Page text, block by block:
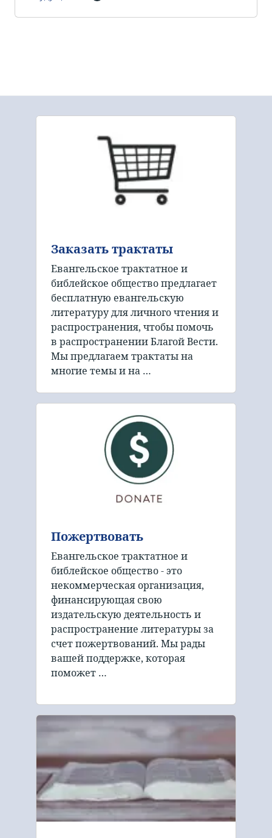
Заказать трактаты
Евангельское трактатное и
библейское общество предлагает
бесплатную евангельскую
литературу для личного чтения и
распространения, чтобы помочь
в распространении Благой Вести.
Мы предлагаем трактаты на
многие темы и на …
Пожертвовать
Евангельское трактатное и
библейское общество - это
некоммерческая организация,
финансирующая свою
издательскую деятельность и
распространение литературы за
счет пожертвований. Мы рады
вашей поддержке, которая
поможет …